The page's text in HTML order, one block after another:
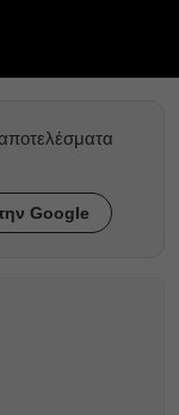
Google